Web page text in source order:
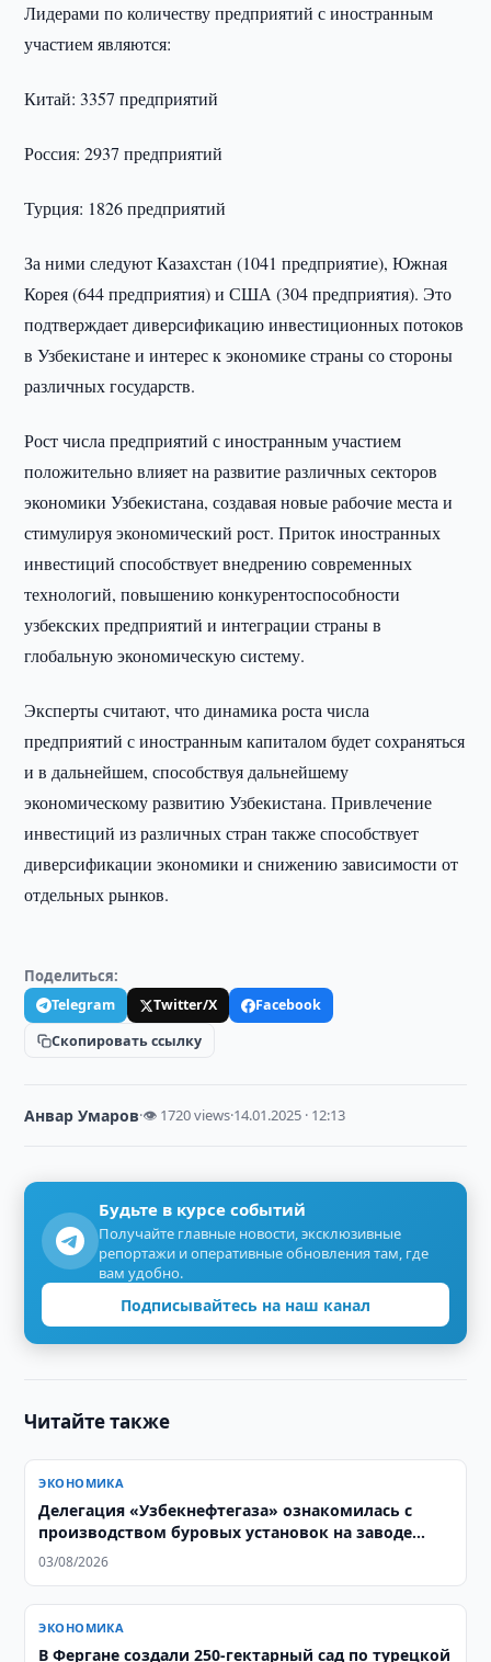
Лидерами по количеству предприятий с иностранным
участием являются:
Китай: 3357 предприятий
Россия: 2937 предприятий
Турция: 1826 предприятий
За ними следуют Казахстан (1041 предприятие), Южная
Корея (644 предприятия) и США (304 предприятия). Это
подтверждает диверсификацию инвестиционных потоков
в Узбекистане и интерес к экономике страны со стороны
различных государств.
Рост числа предприятий с иностранным участием
положительно влияет на развитие различных секторов
экономики Узбекистана, создавая новые рабочие места и
стимулируя экономический рост. Приток иностранных
инвестиций способствует внедрению современных
технологий, повышению конкурентоспособности
узбекских предприятий и интеграции страны в
глобальную экономическую систему.
Эксперты считают, что динамика роста числа
предприятий с иностранным капиталом будет сохраняться
и в дальнейшем, способствуя дальнейшему
экономическому развитию Узбекистана. Привлечение
инвестиций из различных стран также способствует
диверсификации экономики и снижению зависимости от
отдельных рынков.
Поделиться:
Telegram Twitter/X
Facebook
Скопировать ссылку
Анвар Умаров·👁 1720 views·14.01.2025 · 12:13
Будьте в курсе событий
Получайте главные новости, эксклюзивные
репортажи и оперативные обновления там, где
вам удобно.
Подписывайтесь на наш канал
Читайте также
ЭКОНОМИКА
Делегация «Узбекнефтегаза» ознакомилась с
производством буровых установок на заводе
Honghua Group
03/08/2026
ЭКОНОМИКА
В Фергане создали 250-гектарный сад по турецкой